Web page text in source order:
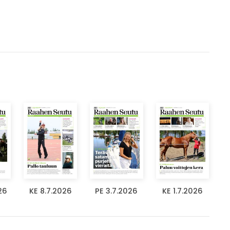
KE 8.7.2026 PE 3.7.2026 KE 1.7.2026